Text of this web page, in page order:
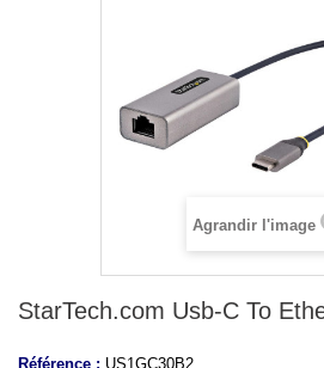
Agrandir l'image
StarTech.com Usb-C To
Référence : US1GC30B2